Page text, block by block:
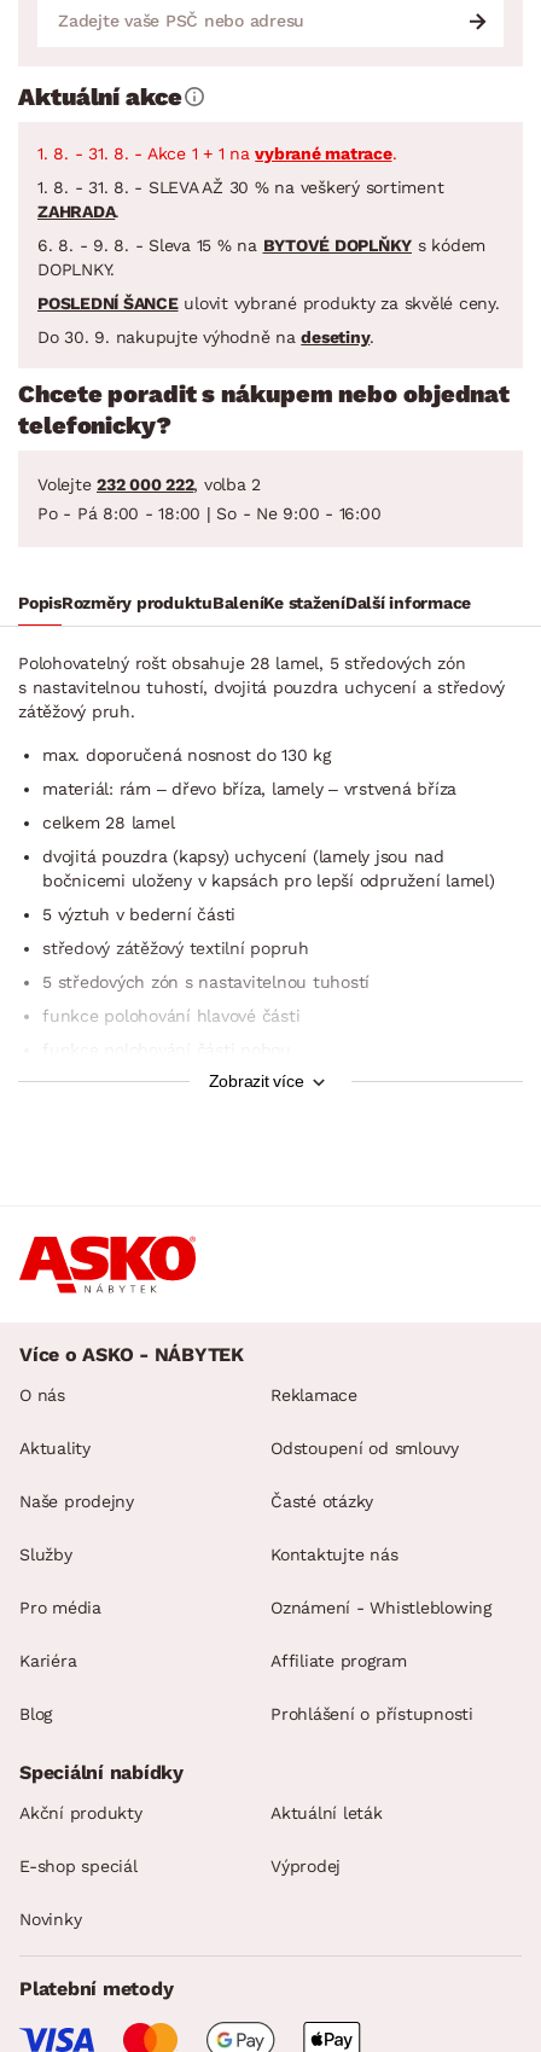
Aktuální akce
1. 8. - 31. 8. - Akce 1 + 1 navybrané matrace.
1. 8. - 31. 8. - SLEVA AŽ 30 % na veškerý sortiment
ZAHRADA.
6. 8. - 9. 8. - Sleva 15 % na BYTOVÉ DOPLŇKY s kódem
DOPLNKY.
POSLEDNÍ ŠANCEulovit vybrané produkty za skvělé ceny.
Do 30. 9. nakupujte výhodně nadesetiny.
Chcete poradit s nákupem nebo objednat
telefonicky?
Volejte 232 000 222, volba 2
Po - Pá 8:00 - 18:00 | So - Ne 9:00 - 16:00
PopisRozměry produktuBaleníKe staženíDalší informace
Polohovatelný rošt obsahuje 28 lamel, 5 středových zón
s nastavitelnou tuhostí, dvojitá pouzdra uchycení a středový
zátěžový pruh.
max. doporučená nosnost do 130 kg
materiál: rám – dřevo bříza, lamely – vrstvená bříza
celkem 28 lamel
dvojitá pouzdra (kapsy) uchycení (lamely jsou nad
bočnicemi uloženy v kapsách pro lepší odpružení lamel)
5 výztuh v bederní části
středový zátěžový textilní popruh
5 středových zón s nastavitelnou tuhostí
funkce polohování hlavové části
český výrobek
Zobrazit více
Více o ASKO - NÁBYTEK
O nás
Aktuality
Naše prodejny
Služby
Pro média
Kariéra
Blog
Reklamace
Odstoupení od smlouvy
Časté otázky
Kontaktujte nás
Oznámení - Whistleblowing
Affiliate program
Prohlášení o přístupnosti
Speciální nabídky
Akční produkty Aktuální leták
E-shop speciál Výprodej
Novinky
Platební metody